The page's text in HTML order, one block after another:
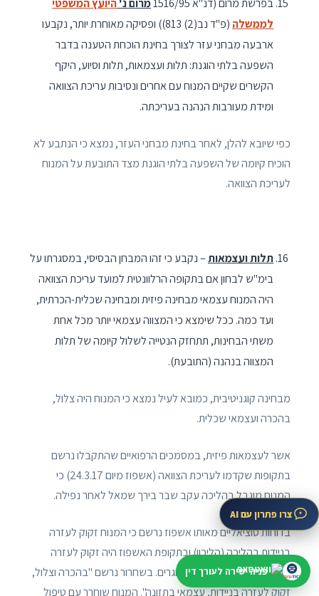
בפרשת מרום (דנ"א 1516/95 מרום נ'היועץ המשפטי
לממשלה
(פ"ד נב(2) 813)) ופסיקה מאוחרת יותר, נקבעו
ארבעה מבחני עזר לצורך בחינת הוכחת הטענה בדבר
השפעה בלתי הוגנת: תלות ועצמאות, תלות וסיוע, היקף
הקשרים שקיים המנוח עם אחרים ונסיבות עריכת הצוואה
ומידת מעורבות הנהנה בעריכתה.
כפי שיובא להלן, לאחר בחינת מבחני העזר, נמצא כי הנתבע לא
הוכיח קיומה של השפעה בלתי הוגנת מצד התובעת על המנוח
לעריכת הצוואה.
תלות ועצמאות– נקבע כי זהו המבחן הבסיסי, במסגרתו על
בימ"ש לבחון אם בתקופה הרלוונטית למועד עריכת הצוואה
היה המנוח עצמאי מבחינה פיזית ומבחינה שכלית-הכרתית,
ועד כמה. ככל שימצא כי המצווה עצמאי יותר מכל אחת
משתי הבחינות, תתחזק הנטייה לשלול קיומה של תלות
המצווה בנהנה (התובעת).
מבחינה קוגניטיבית, כמובא לעיל נמצא כי המנוח היה צלול,
בהכרה ועצמאי שכלית.
אשר לעצמאות פיזית, במסמכים הרפואיים שהתקבלו נרשם
בתקופות שקדמו לעריכת הצוואה (אשפוז מיום 24.3.17) כי
המנוח מוגבל בהליכה עקב שבר בירך שמאל לאחר נפילה.
בדוחות סוציאליים מאותו אשפוז נרשם כי המנוח זקוק לעזרה
בניידות בהליכה (הליכון) ובתקופת האשפוז היה זקוק לעזרה
בהאכלה, שליטה מלאה בסוגרים. בשחרור נרשם "בהכרה וצלול,
זקוק לעזרה בניידות, עצמאי בתזונה". המנוח שוחרר עם טיפול
צרו פתרון עם AI
פניה ישירה לעורך דין